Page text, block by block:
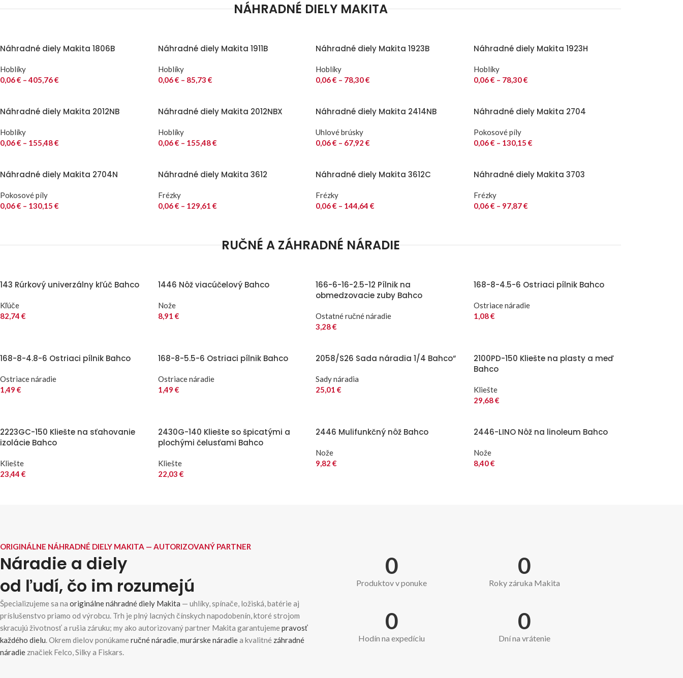
NÁHRADNÉ DIELY MAKITA
Náhradné diely Makita 1806B
Hoblíky
0,06€ – 405,76€
Náhradné diely Makita 1911B
Hoblíky
0,06€ – 85,73 €
Náhradné diely Makita 1923B
Hoblíky
0,06€ – 78,30€
Náhradné diely Makita 1923H
Hoblíky
0,06€ – 78,30€
Náhradné diely Makita 2012NB
Hoblíky
0,06€ – 155,48€
Náhradné diely Makita 2012NBX
Hoblíky
0,06€ – 155,48€
Náhradné diely Makita 2414NB
Uhlové brúsky
0,06€ – 67,92 €
Náhradné diely Makita 2704
Pokosové píly
0,06€ – 130,15 €
Náhradné diely Makita 2704N
Pokosové píly
0,06€ – 130,15 €
Náhradné diely Makita 3612
Frézky
0,06€ – 129,61 €
Náhradné diely Makita 3612C
Frézky
0,06€ – 144,64 €
Náhradné diely Makita 3703
Frézky
0,06€ – 97,87€
RUČNÉ A ZÁHRADNÉ NÁRADIE
143 Rúrkový univerzálny kľúč Bahco
Kľúče
82,74 €
1446 Nôž viacúčelový Bahco
Nože
8,91 €
166-6-16-2.5-12 Pílnik na
obmedzovacie zuby Bahco
Ostatné ručné náradie
3,28€
168-8-4.5-6 Ostriaci pílnik Bahco
Ostriace náradie
1,08€
168-8-4.8-6 Ostriaci pílnik Bahco
Ostriace náradie
1,49 €
168-8-5.5-6 Ostriaci pílnik Bahco
Ostriace náradie
1,49 €
2058/S26 Sada náradia 1/4 Bahco“
Sady náradia
25,01 €
2100PD-150 Kliešte na plasty a meď
Bahco
Kliešte
29,68€
2223GC-150 Kliešte na sťahovanie
izolácie Bahco
Kliešte
23,44 €
2430G-140 Kliešte so špicatými a
plochými čelusťami Bahco
Kliešte
22,03 €
2446 Mulifunkčný nôž Bahco
Nože
9,82 €
2446-LINO Nôž na linoleum Bahco
Nože
8,40€
ORIGINÁLNE NÁHRADNÉ DIELY MAKITA — AUTORIZOVANÝ PARTNER
Náradie a diely
od ľudí, čo im rozumejú
Špecializujeme sa na originálne náhradné diely Makita — uhlíky, spínače, ložiská, batérie aj
príslušenstvo priamo od výrobcu. Trh je plný lacných čínskych napodobenín, ktoré strojom
skracujú životnosť a rušia záruku; my ako autorizovaný partner Makita garantujemepravosť
každého dielu. Okrem dielov ponúkameručné náradie,murárske náradiea kvalitné záhradné
náradie značiek Felco, Silky a Fiskars.
0
Produktov v ponuke
0
Roky záruka Makita
0
Hodín na expedíciu
0
Dní na vrátenie